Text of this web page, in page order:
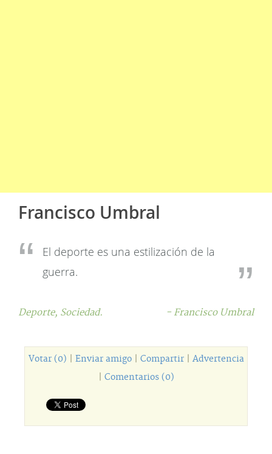
Francisco Umbral
El deporte es una estilización de la
guerra.
Deporte, Sociedad. - Francisco Umbral
Votar (0) Enviar amigo| Compartir| Advertencia
Comentarios (0)